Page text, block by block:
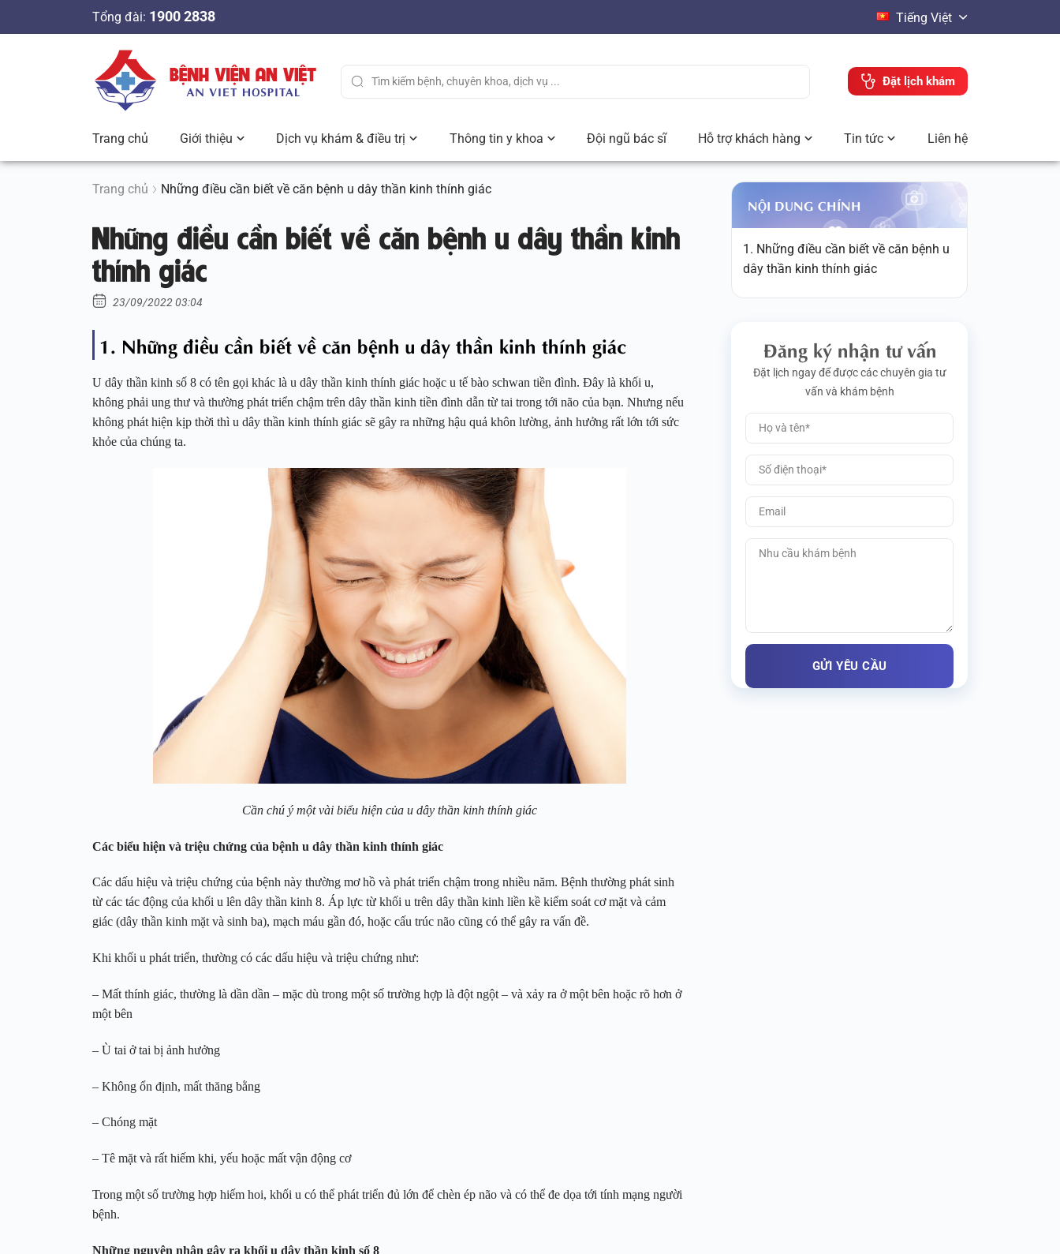
n
Tổng đài: 1900 2838 Tiếng Việt
Đặt lịch khám
Trang chủ Giới thiệu Dịch vụ khám & điều trị Thông tin y khoa Đội ngũ bác sĩ Hỗ trợ khách hàng Tin tức Liên hệ
Trang chủ Những điều cần biết về căn bệnh u dây thần kinh thính giác
Những điều cần biết về căn bệnh u dây thần kinh
thính giác
23/09/2022 03:04
1. Những điều cần biết về căn bệnh u dây thần kinh thính giác
U dây thần kinh số 8 có tên gọi khác là u dây thần kinh thính giác hoặc u tế bào schwan tiền đình. Đây là khối u,
không phải ung thư và thường phát triển chậm trên dây thần kinh tiền đình dẫn từ tai trong tới não của bạn. Nhưng nếu
không phát hiện kịp thời thì u dây thần kinh thính giác sẽ gây ra những hậu quả khôn lường, ảnh hưởng rất lớn tới sức
khỏe của chúng ta.
Cần chú ý một vài biểu hiện của u dây thần kinh thính giác
Các biểu hiện và triệu chứng của bệnh u dây thần kinh thính giác
Các dấu hiệu và triệu chứng của bệnh này thường mơ hồ và phát triển chậm trong nhiều năm. Bệnh thường phát sinh
từ các tác động của khối u lên dây thần kinh 8. Áp lực từ khối u trên dây thần kinh liền kề kiểm soát cơ mặt và cảm
giác (dây thần kinh mặt và sinh ba), mạch máu gần đó, hoặc cấu trúc não cũng có thể gây ra vấn đề.
Khi khối u phát triển, thường có các dấu hiệu và triệu chứng như:
– Mất thính giác, thường là dần dần – mặc dù trong một số trường hợp là đột ngột – và xảy ra ở một bên hoặc rõ hơn ở
một bên
– Ù tai ở tai bị ảnh hưởng
– Không ổn định, mất thăng bằng
– Chóng mặt
– Tê mặt và rất hiếm khi, yếu hoặc mất vận động cơ
Trong một số trường hợp hiếm hoi, khối u có thể phát triển đủ lớn để chèn ép não và có thể đe dọa tới tính mạng người
bệnh.
Những nguyên nhân gây ra khối u dây thần kinh số 8
NỘI DUNG CHÍNH
1. Những điều cần biết về căn bệnh u
dây thần kinh thính giác
Đăng ký nhận tư vấn
Đặt lịch ngay để được các chuyên gia tư
vấn và khám bệnh